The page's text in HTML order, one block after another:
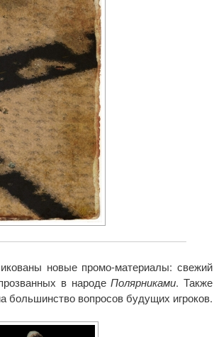
новые промо-материалы: свежий
в народеПолярниками. Также
большинство вопросов будущих игроков.